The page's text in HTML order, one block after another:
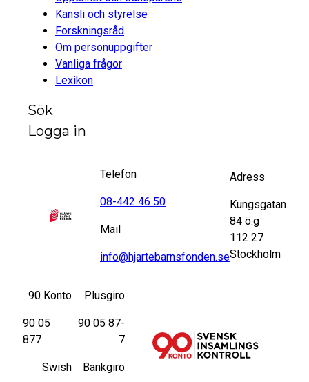
Kansli och styrelse
Forskningsråd
Om personuppgifter
Vanliga frågor
Lexikon
Sök
Logga in
Telefon
08-442 46 50
Mail
info@hjartebarnsfonden.se
Adress
Kungsgatan
84 ö.g
112 27
Stockholm
90 Konto
90 05
877
Swish
Plusgiro
90 05 87-
7
Bankgiro